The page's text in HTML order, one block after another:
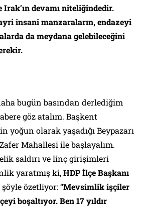
Irak’ın devamı niteliğindedir.
insani manzaraların, endazeyi
da meydana gelebileceğini
bugün basından derlediğim
göz atalım. Başkent
yoğun olarak yaşadığı Beypazarı
Mahallesi ile başlayalım.
saldırı ve linç girişimleri
yaratmış ki,HDP İlçe Başkanı
özetliyor: “Mevsimlik işçiler
boşaltıyor. Ben 17 yıldır